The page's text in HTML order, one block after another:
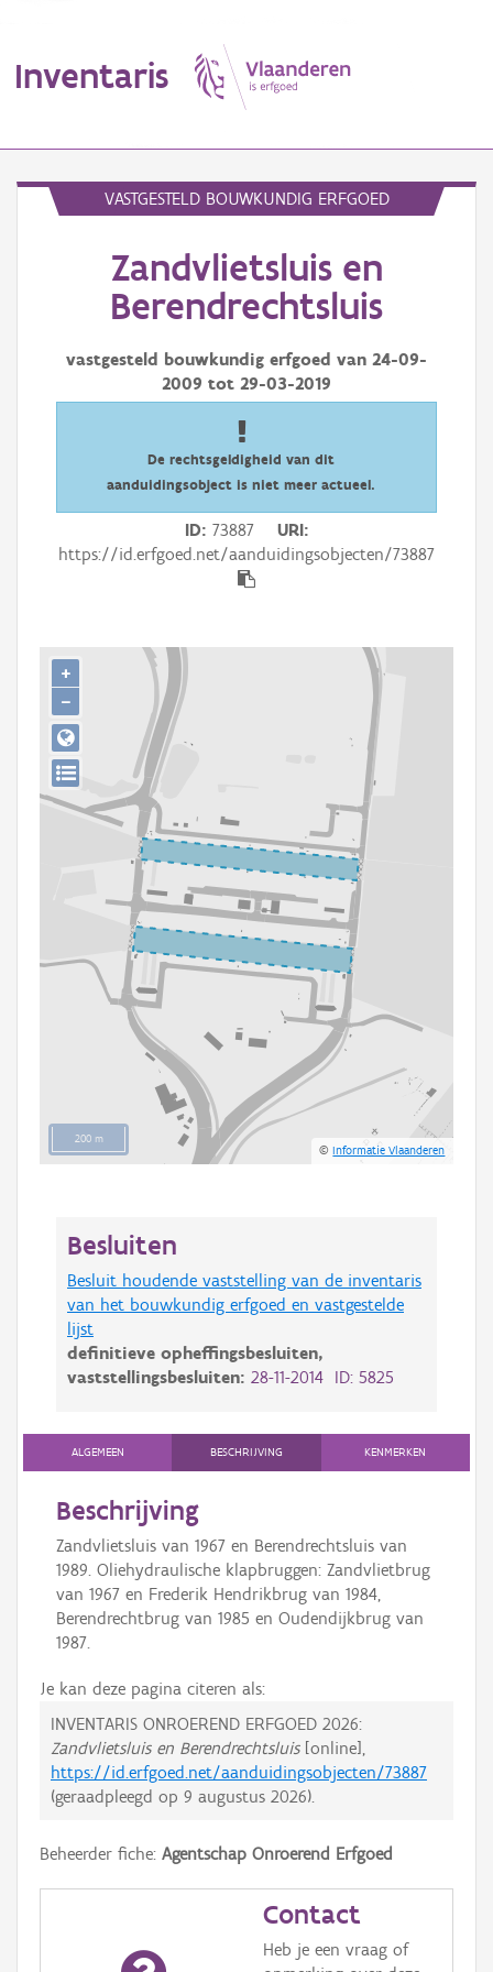
Inventaris
Aanduidingsobject
Waarneming
Downloads
VASTGESTELD BOUWKUNDIG ERFGOED
Zandvlietsluis en
Berendrechtsluis
vastgesteld bouwkundig erfgoed van 24-09-
2009 tot 29-03-2019
De rechtsgeldigheid van dit
aanduidingsobject is niet meer actueel.
ID 73887
URI
https://id.erfgoed.net/aanduidingsobjecten/73887
200 m
©Informatie Vlaanderen
+
−
Besluiten
Besluit houdende vaststelling van de inventaris
van het bouwkundig erfgoed en vastgestelde
lijst
definitieve opheffingsbesluiten,
vaststellingsbesluiten: 28-11-2014 ID: 5825
ALGEMEEN BESCHRIJVING KENMERKEN
Beschrijving
Zandvlietsluis van 1967 en Berendrechtsluis van
1989. Oliehydraulische klapbruggen: Zandvlietbrug
van 1967 en Frederik Hendrikbrug van 1984,
Berendrechtbrug van 1985 en Oudendijkbrug van
1987.
Je kan deze pagina citeren als:
INVENTARIS ONROEREND ERFGOED 2026:
Zandvlietsluis en Berendrechtsluis[online],
https://id.erfgoed.net/aanduidingsobjecten/73887
(geraadpleegd op 9 augustus 2026).
Beheerder fiche: Agentschap Onroerend Erfgoed
Contact
Heb je een vraag of